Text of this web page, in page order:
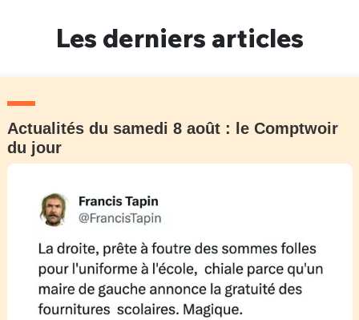
Les derniers articles
Actualités du samedi 8 août : le Comptwoir
du jour
Un Thread